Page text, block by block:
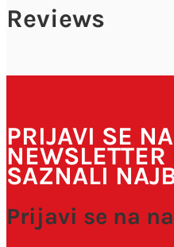
Reviews
PRIJAVI SE
SAZNALI
Prijavi se na